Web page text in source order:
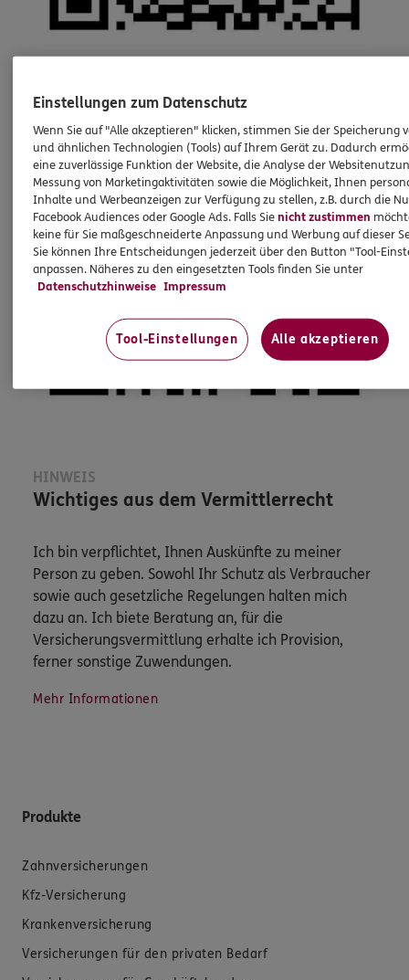
HINWEIS
Wichtiges aus dem Vermittlerrecht
Ich bin verpflichtet, Ihnen Auskünfte zu meiner
Person zu geben. Sowohl Ihr Schutz als Verbraucher
sowie auch gesetzliche Regelungen halten mich
dazu an. Ich biete Beratung an, für die
Versicherungsvermittlung erhalte ich Provision,
ferner sonstige Zuwendungen.
Mehr Informationen
Produkte
Zahnversicherungen
Kfz-Versicherung
Krankenversicherung
Versicherungen für den privaten Bedarf
Einstellungen zum Datenschutz
Wenn Sie auf "Alle akzeptieren" klicken, stimmen Sie der Speicherung
und ähnlichen Technologien (Tools) auf Ihrem Gerät zu. Dadurch
eine zuverlässige Funktion der Website, die Analyse der
Messung von Marketingaktivitäten sowie die Möglichkeit, Ihnen
Inhalte und Werbeanzeigen zur Verfügung zu stellen, z.B. durch die
Facebook Audiences oder Google Ads. Falls Sienicht zustimmen
keine für Sie maßgeschneiderte Anpassung und Werbung auf dieser
Sie können Ihre Entscheidungen jederzeit über den Button "Tool-
anpassen. Näheres zu den eingesetzten Tools finden Sie unter
Datenschutzhinweise Impressum
Tool-Einstellungen Alle akzeptieren